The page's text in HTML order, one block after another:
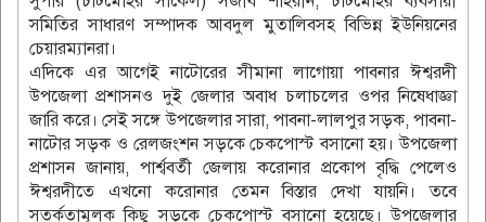
সমিতির সাধারণ সম্পাদক আবদুল মুতালিবসহ বিভিন্ন ইউনিয়নের
চেয়ারম্যানরা।
এদিকে এর আগেই নাটোরের সীমানা লাগোয়া পাবনার ঈশ্বরদী
উপজেলা প্রশাসনও দুই জেলার অবাধ চলাচলের ওপর নিষেধাজ্ঞা
জারি করে। সেই সঙ্গে উপজেলার সারা, পাবনা-লালপুর সড়ক, পাবনা-
নাটোর সড়ক ও রেলজংশন সড়কে চেকপোস্ট বসানো হয়। উপজেলা
প্রশাসন জানায়, পার্শ্ববর্তী জেলায় করোনার প্রকোপ বৃদ্ধি পেলেও
ঈশ্বরদীতে এখনো করোনার তেমন বিস্তার দেখা যায়নি। তবে
সতর্কতামূলক কিছু সড়কে চেকপোস্ট বসানো হয়েছে। উপজেলার